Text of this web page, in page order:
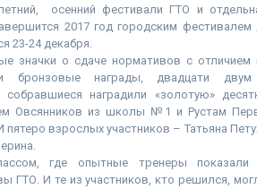
осенний фестивали ГТО и
2017 год городским
23-24 декабря.
значки о сдаче нормативов с отличием
бронзовые награды, двадцати
наградили «золотую»
Овсянников из школы №1 и Рустам
взрослых участников – Татьяна
где опытные тренеры показали
ГТО. И те из участников, кто решился,